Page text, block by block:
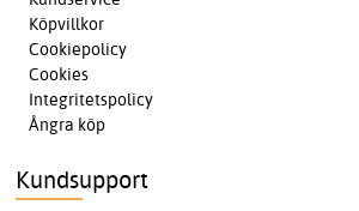
Köpvillkor
Cookiepolicy
Cookies
Integritetspolicy
Ångra köp
Kundsupport